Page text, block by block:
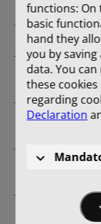
title_page
contents
Aus der
und Gut
Aus der
Aus der
Aus der
functions: On
basic
hand they
you by
data. You
these
regarding
Declaration